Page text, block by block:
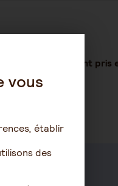
est intégralement pris
vous
établir
des